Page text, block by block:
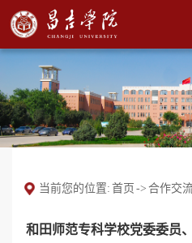
当前您的位置: 首页 -> 合作交
和田师范专科学校党委委员